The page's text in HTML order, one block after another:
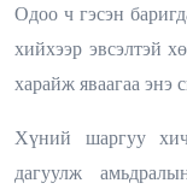
Одоо ч гэсэн
хийхээр эвсэлтэй
харайж яваагаа энэ
Хүний шаргуу
дагуулж